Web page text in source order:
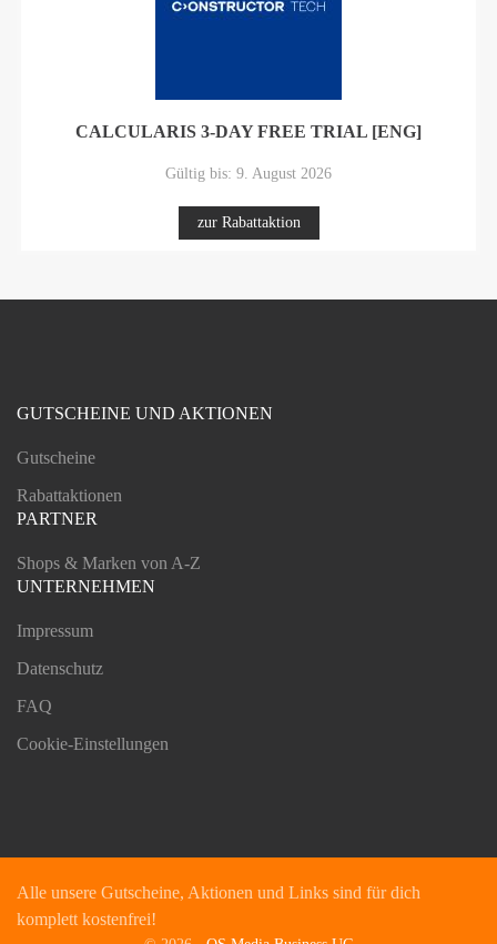
CALCULARIS 3-DAY FREE TRIAL [ENG]
Gültig bis: 9. August 2026
zur Rabattaktion
GUTSCHEINE UND AKTIONEN
Gutscheine
Rabattaktionen
PARTNER
Shops & Marken von A-Z
UNTERNEHMEN
Impressum
Datenschutz
FAQ
Cookie-Einstellungen
Alle unsere Gutscheine, Aktionen und Links sind für dich
komplett kostenfrei!